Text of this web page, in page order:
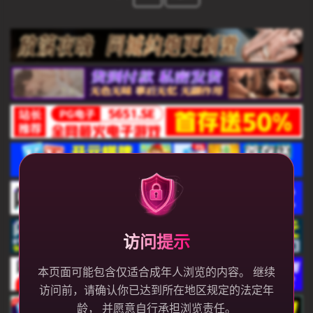
访问提示
本页面可能包含仅适合成年人浏览的内容。 继续
访问前，请确认你已达到所在地区规定的法定年
龄， 并愿意自行承担浏览责任。